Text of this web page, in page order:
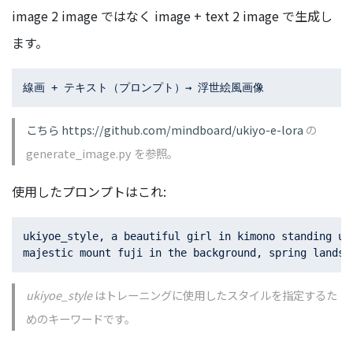
image 2 image ではなく image + text 2 image で生成し
ます。
こちら https://github.com/mindboard/ukiyo-e-lora の
generate_image.py を参照。
使用したプロンプトはこれ:
ukiyoe_style, a beautiful girl in kimono standing
ukiyoe_styleはトレーニングに使用したスタイルを指定するた
めのキーワードです。